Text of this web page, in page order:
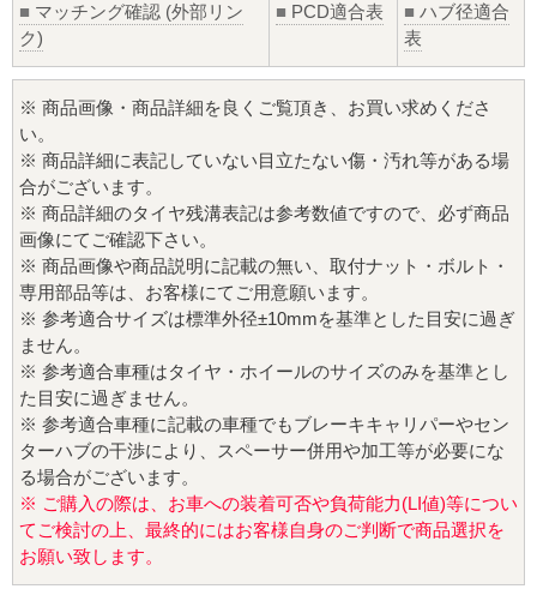
■ マッチング確認 (外部リン
ク)
■ PCD適合表 ■ ハブ径適合
表
※ 商品画像・商品詳細を良くご覧頂き、お買い求めくださ
い。
※ 商品詳細に表記していない目立たない傷・汚れ等がある場
合がございます。
※ 商品詳細のタイヤ残溝表記は参考数値ですので、必ず商品
画像にてご確認下さい。
※ 商品画像や商品説明に記載の無い、取付ナット・ボルト・
専用部品等は、お客様にてご用意願います。
※ 参考適合サイズは標準外径±10mmを基準とした目安に過ぎ
ません。
※ 参考適合車種はタイヤ・ホイールのサイズのみを基準とし
た目安に過ぎません。
※ 参考適合車種に記載の車種でもブレーキキャリパーやセン
ターハブの干渉により、スペーサー併用や加工等が必要にな
る場合がございます。
※ ご購入の際は、お車への装着可否や負荷能力(LI値)等につい
てご検討の上、最終的にはお客様自身のご判断で商品選択を
お願い致します。